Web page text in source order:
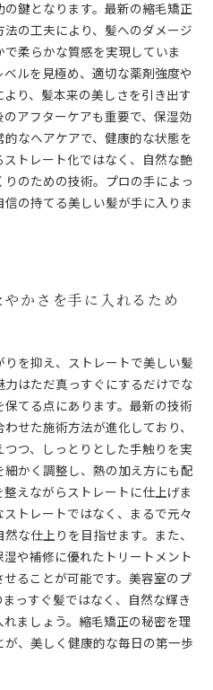
鍵となります。最新の縮毛矯正
の工夫により、髪へのダメージ
柔らかな質感を実現していま
ルを見極め、適切な薬剤強度や
り、髪本来の美しさを引き出す
アフターケアも重要で、保湿効
なヘアケアで、健康的な状態を
トレート化ではなく、自然な艶
のための技術。プロの手によっ
の持てる美しい髪が手に入りま
かさを手に入れるため
を抑え、ストレートで美しい髪
はただ真っすぐにするだけでな
てる点にあります。最新の技術
せた施術方法が進化しており、
つ、しっとりとした手触りを実
かく調整し、熱の加え方にも配
えながらストレートに仕上げま
トレートではなく、まるで元々
な仕上りを目指せます。また、
や補修に優れたトリートメント
ることが可能です。美容室のプ
っすぐ髪ではなく、自然な輝き
ましょう。縮毛矯正の秘密を理
、美しく健康的な毎日の第一歩